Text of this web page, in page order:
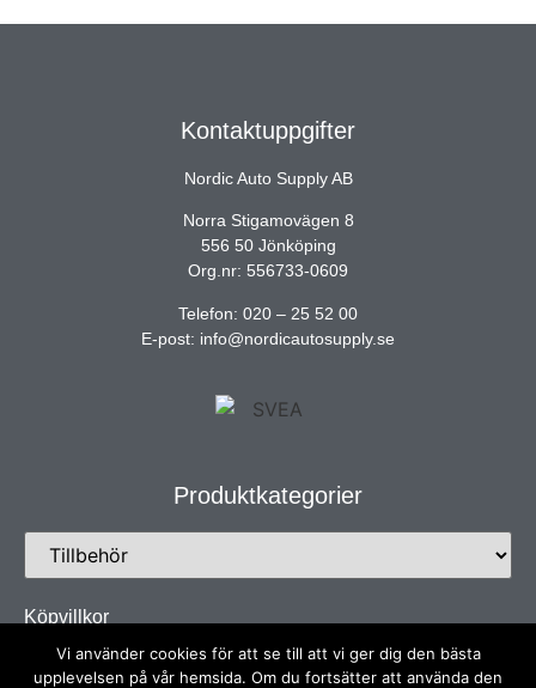
Kontaktuppgifter
Nordic Auto Supply AB
Norra Stigamovägen 8
556 50 Jönköping
Org.nr: 556733-0609
Telefon: 020 – 25 52 00
E-post: info@nordicautosupply.se
Produktkategorier
Köpvillkor
Vi använder cookies för att se till att vi ger dig den bästa
upplevelsen på vår hemsida. Om du fortsätter att använda den